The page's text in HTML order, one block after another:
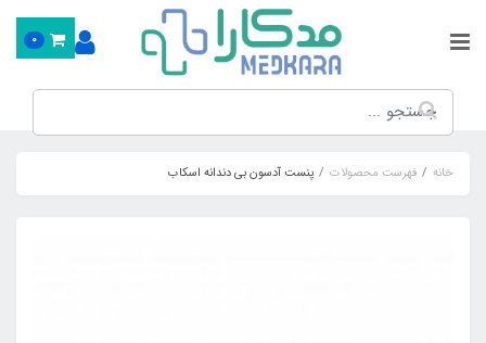
0
خانه فهرست محصولات پنست آدسون بی دندانه اسکاب